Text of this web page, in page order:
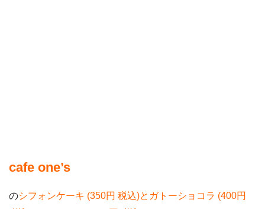
cafe one’s
のシフォンケーキ (350円 税込)とガトーショコラ (400円